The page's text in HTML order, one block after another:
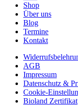
Shop
Über uns
Blog
Termine
Kontakt
AGB
Impressum
Datenschutz &
Cookie-
Bioland Zertifikat